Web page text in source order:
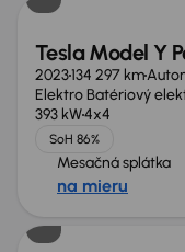
Tesla Model Y
2023134 297 km
Elektro Batériový
393 kW4x4
SoH 86%
Mesačná splátka
na mieru